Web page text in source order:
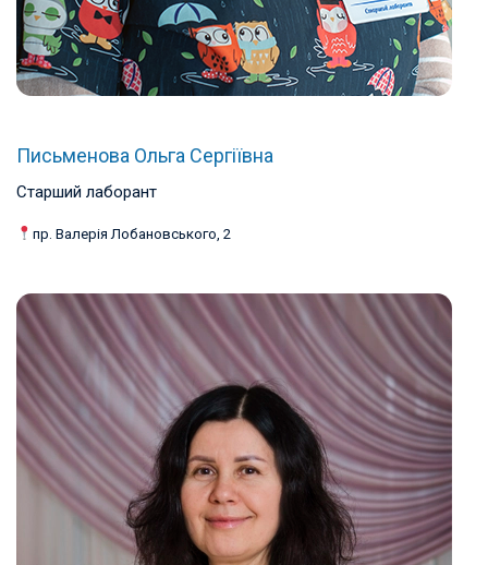
Письменова Ольга Сергіївна
Старший лаборант
пр. Валерія Лобановського, 2